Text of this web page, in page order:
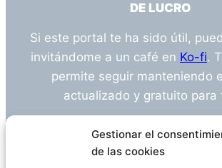
Gestionar el
de las cookies
DE LUCRO
Si este portal te ha sido útil,
invitándome a un café en Ko-fi.
permite seguir manteniendo
actualizado y gratuito para
¿Tienes alguna duda o